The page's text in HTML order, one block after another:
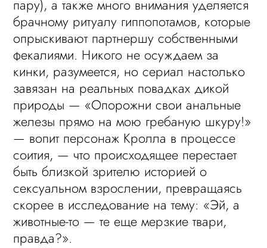
пару), а также много внимания уделяется
брачному ритуалу гиппопотамов, которые
опрыскивают партнершу собственными
фекалиями. Никого не осуждаем за
кинки, разумеется, но сериал настолько
завязан на реальных повадках дикой
природы — «Опорожни свои анальные
железы прямо на мою гребаную шкуру!»
— вопит персонаж Кролла в процессе
соития, — что происходящее перестает
быть близкой зрителю историей о
сексуальном взрослении, превращаясь
скорее в исследование на тему: «Эй, а
животные-то — те еще мерзкие твари,
правда?».